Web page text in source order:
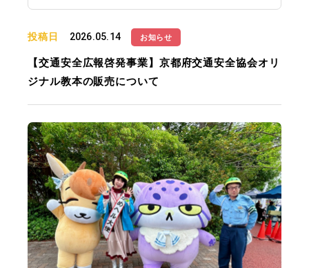
投稿日 2026.05.14 お知らせ
【交通安全広報啓発事業】京都府交通安全協会オリ
ジナル教本の販売について